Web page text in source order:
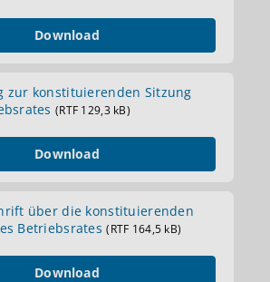
Download
zur konstituierenden Sitzung
(RTF 129,3 kB)
Download
über die konstituierenden
Betriebsrates(RTF 164,5 kB)
Download